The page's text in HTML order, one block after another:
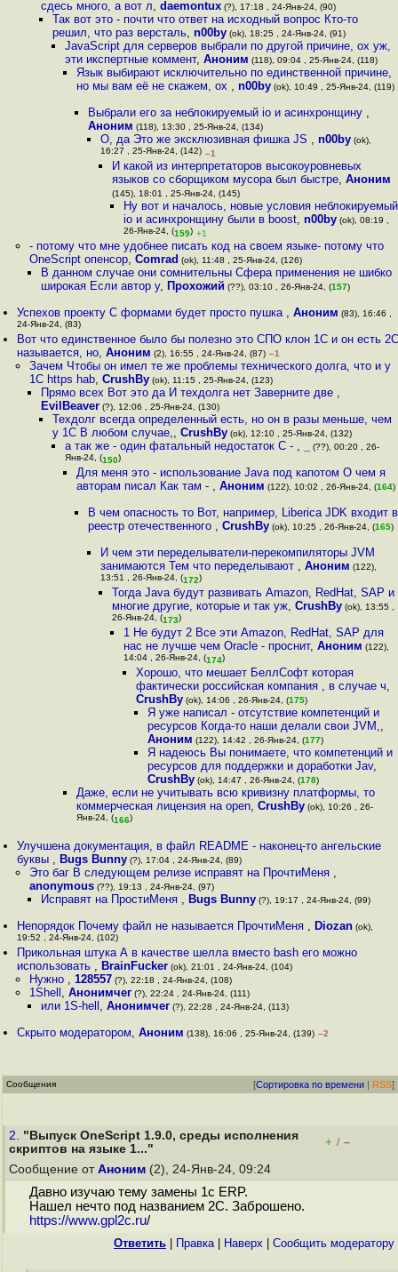
сдесь много, а вот л, daemontux(?), 17:18 , 24-Янв-24, (90)
Так вот это - почти что ответ на исходный вопрос Кто-то
решил, что раз версталь,n00by (ok), 18:25 , 24-Янв-24, (91)
JavaSсript для серверов выбрали по другой причине, ох уж,
эти икспертные коммент, Аноним (118), 09:04 , 25-Янв-24, (118)
Язык выбирают исключительно по единственной причине,
но мы вам её не скажем, ох , n00by(ok), 10:49 , 25-Янв-24, (119)
Выбрали его за неблокируемый io и асинхронщину ,
Аноним (118), 13:30 , 25-Янв-24, (134)
О, да Это же эксклюзивная фишка JS , n00by(ok),
16:27 , 25-Янв-24, (142) –1
И какой из интерпретаторов высокоуровневых
языков со сборщиком мусора был быстре, Аноним
(145), 18:01 , 25-Янв-24, (145)
Ну вот и началось, новые условия неблокируемый
io и асинхронщину были в boost,n00by (ok), 08:19 ,
26-Янв-24, (159) +1
- потому что мне удобнее писать код на своем языке- потому что
OneScript опенсор, Comrad (ok), 11:48 , 25-Янв-24, (126)
В данном случае они сомнительны Сфера применения не шибко
широкая Если автор у, Прохожий (??), 03:10 , 26-Янв-24, (157)
Успехов проекту С формами будет просто пушка ,Аноним (83), 16:46 ,
24-Янв-24, (83)
Вот что единственное было бы полезно это СПО клон 1С и он есть
называется, но,Аноним (2), 16:55 , 24-Янв-24, (87) –1
Зачем Чтобы он имел те же проблемы технического долга, что и у
1С https hab, CrushBy(ok), 11:15 , 25-Янв-24, (123)
Прямо всех Вот это да И техдолга нет Заверните две ,
EvilBeaver(?), 12:06 , 25-Янв-24, (130)
Техдолг всегда определенный есть, но он в разы меньше, чем
у 1С В любом случае,,CrushBy (ok), 12:10 , 25-Янв-24, (132)
а так же - один фатальный недостаток С - , (??), 00:20 , 26-
Янв-24, (150)
Для меня это - использование Java под капотом О чем я
авторам писал Как там - , Аноним (122), 10:02 , 26-Янв-24, (164)
В чем опасность то Вот, например, Liberica JDK входит в
реестр отечественного ,CrushBy (ok), 10:25 , 26-Янв-24, (165)
И чем эти переделыватели-перекомпиляторы JVM
занимаются Тем что переделывают , Аноним (122),
13:51 , 26-Янв-24, (172)
Тогда Java будут развивать Amazon, RedHat, SAP и
многие другие, которые и так уж, CrushBy(ok), 13:55 ,
26-Янв-24, (173)
1 Не будут 2 Все эти Amazon, RedHat, SAP для
нас не лучше чем Oracle - проснит,Аноним (122),
14:04 , 26-Янв-24, (174)
Хорошо, что мешает БеллСофт которая
фактически российская компания , в случае ч,
CrushBy(ok), 14:06 , 26-Янв-24, (175)
Я уже написал - отсутствие компетенций и
ресурсов Когда-то наши делали свои JVM,,
Аноним (122), 14:42 , 26-Янв-24, (177)
Я надеюсь Вы понимаете, что компетенций и
ресурсов для поддержки и доработки Jav,
CrushBy(ok), 14:47 , 26-Янв-24, (178)
Даже, если не учитывать всю кривизну платформы, то
коммерческая лицензия на open, CrushBy(ok), 10:26 , 26-
Янв-24, (166)
Улучшена документация, в файл README - наконец-то ангельские
буквы , Bugs Bunny (?), 17:04 , 24-Янв-24, (89)
Это баг В следующем релизе исправят на ПрочтиМеня ,
anonymous(??), 19:13 , 24-Янв-24, (97)
Исправят на ПростиМеня , Bugs Bunny(?), 19:17 , 24-Янв-24, (99)
Непорядок Почему файл не называется ПрочтиМеня , Diozan (ok),
19:52 , 24-Янв-24, (102)
Прикольная штука А в качестве шелла вместо bash его можно
использовать , BrainFucker (ok), 21:01 , 24-Янв-24, (104)
Нужно , 128557(?), 22:18 , 24-Янв-24, (108)
1Shell , Анонимчег(?), 22:24 , 24-Янв-24, (111)
или 1S-hell , Анонимчег(?), 22:28 , 24-Янв-24, (113)
Скрыто модератором,Аноним (138), 16:06 , 25-Янв-24, (139) –2
Сообщения [Сортировка по времени | RSS]
2. "Выпуск OneScript 1.9.0, среды исполнения
скриптов на языке 1..."
+ / –
Сообщение от Аноним (2), 24-Янв-24, 09:24
Давно изучаю тему замены 1с ERP.
Нашел нечто под названием 2С. Заброшено.
https://www.gpl2c.ru/
Ответить Правка| Наверх Cообщить модератору